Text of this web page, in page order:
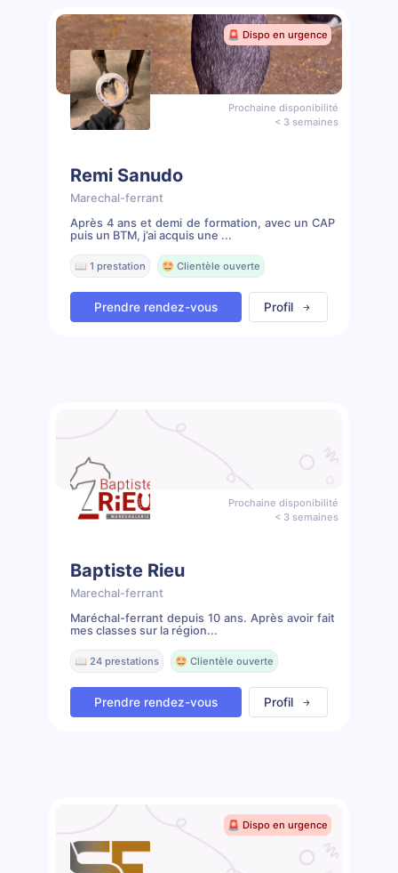
🚨 Dispo en urgence
Prochaine disponibilité
< 3 semaines
Remi Sanudo
Marechal-ferrant
Après 4 ans et demi de formation, avec un CAP
puis un BTM, j’ai acquis une ...
📖 1 prestation 🤩 Clientèle ouverte
Prendre rendez-vous Profil
Prochaine disponibilité
< 3 semaines
Baptiste Rieu
Marechal-ferrant
Maréchal-ferrant depuis 10 ans. Après avoir fait
mes classes sur la région...
📖 24 prestations 🤩 Clientèle ouverte
Prendre rendez-vous Profil
🚨 Dispo en urgence